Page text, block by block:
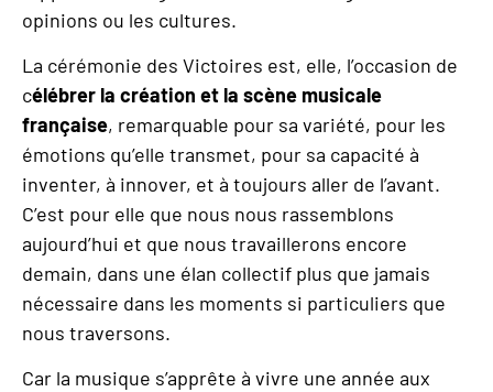
opinions ou les cultures.
La cérémonie des Victoires est, elle, l’occasion de
célébrer la création et la scène musicale
française, remarquable pour sa variété, pour les
émotions qu’elle transmet, pour sa capacité à
inventer, à innover, et à toujours aller de l’avant.
C’est pour elle que nous nous rassemblons
aujourd’hui et que nous travaillerons encore
demain, dans une élan collectif plus que jamais
nécessaire dans les moments si particuliers que
nous traversons.
Car la musique s’apprête à vivre une année aux